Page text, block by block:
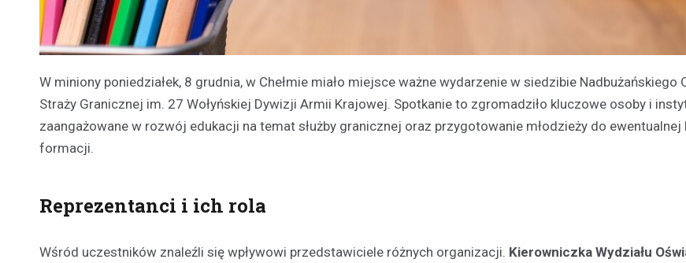
W miniony poniedziałek, 8 grudnia, w Chełmie miało miejsce ważne wydarzenie w siedzibie Nadbużańskiego
Straży Granicznej im. 27 Wołyńskiej Dywizji Armii Krajowej. Spotkanie to zgromadziło kluczowe osoby i
zaangażowane w rozwój edukacji na temat służby granicznej oraz przygotowanie młodzieży do ewentualnej
formacji.
Reprezentanci i ich rola
Wśród uczestników znaleźli się wpływowi przedstawiciele różnych organizacji. Kierowniczka Wydziału